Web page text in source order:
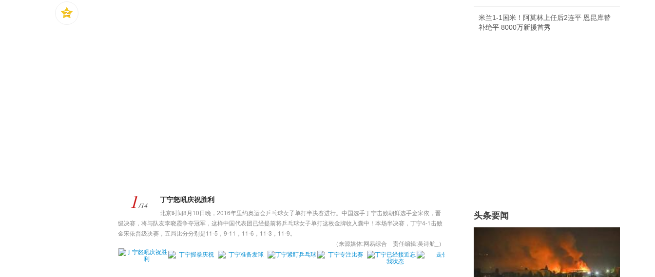
1/14
丁宁怒吼庆祝胜利
北京时间8月10日晚，2016年里约奥运会乒乓球女子单打半决赛进行。中国选手丁宁击败朝鲜选手金宋依，晋
级决赛，将与队友李晓霞争夺冠军，这样中国代表团已经提前将乒乓球女子单打这枚金牌收入囊中！本场半决赛，丁宁4-1击败
金宋依晋级决赛，五局比分分别是11-5，9-11，11-6，11-3，11-9。
（来源媒体:网易综合 责任编辑:吴诗航_）
米兰1-1国米！阿莫林上任后2连平 恩昆库替
补绝平 8000万新援首秀
头条要闻